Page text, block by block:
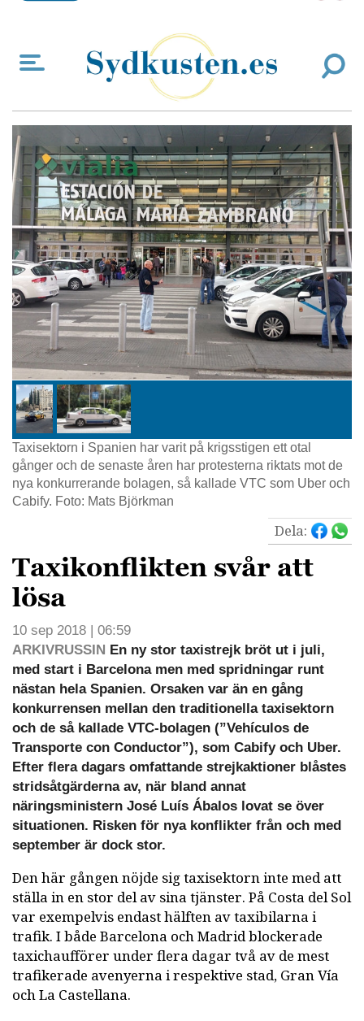
Taxisektorn i Spanien har varit på krigsstigen ett otal
gånger och de senaste åren har protesterna riktats mot de
nya konkurrerande bolagen, så kallade VTC som Uber och
Cabify. Foto: Mats Björkman
Dela:
Taxikonflikten svår att
lösa
10 sep 2018 | 06:59
ARKIVRUSSIN En ny stor taxistrejk bröt ut i juli,
med start i Barcelona men med spridningar runt
nästan hela Spanien. Orsaken var än en gång
konkurrensen mellan den traditionella taxisektorn
och de så kallade VTC-bolagen (”Vehículos de
Transporte con Conductor”), som Cabify och Uber.
Efter flera dagars omfattande strejkaktioner blåstes
stridsåtgärderna av, när bland annat
näringsministern José Luís Ábalos lovat se över
situationen. Risken för nya konflikter från och med
september är dock stor.
Den här gången nöjde sig taxisektorn inte med att
ställa in en stor del av sina tjänster. På Costa del Sol
var exempelvis endast hälften av taxibilarna i
trafik. I både Barcelona och Madrid blockerade
taxichaufförer under flera dagar två av de mest
trafikerade avenyerna i respektive stad, Gran Vía
och La Castellana.